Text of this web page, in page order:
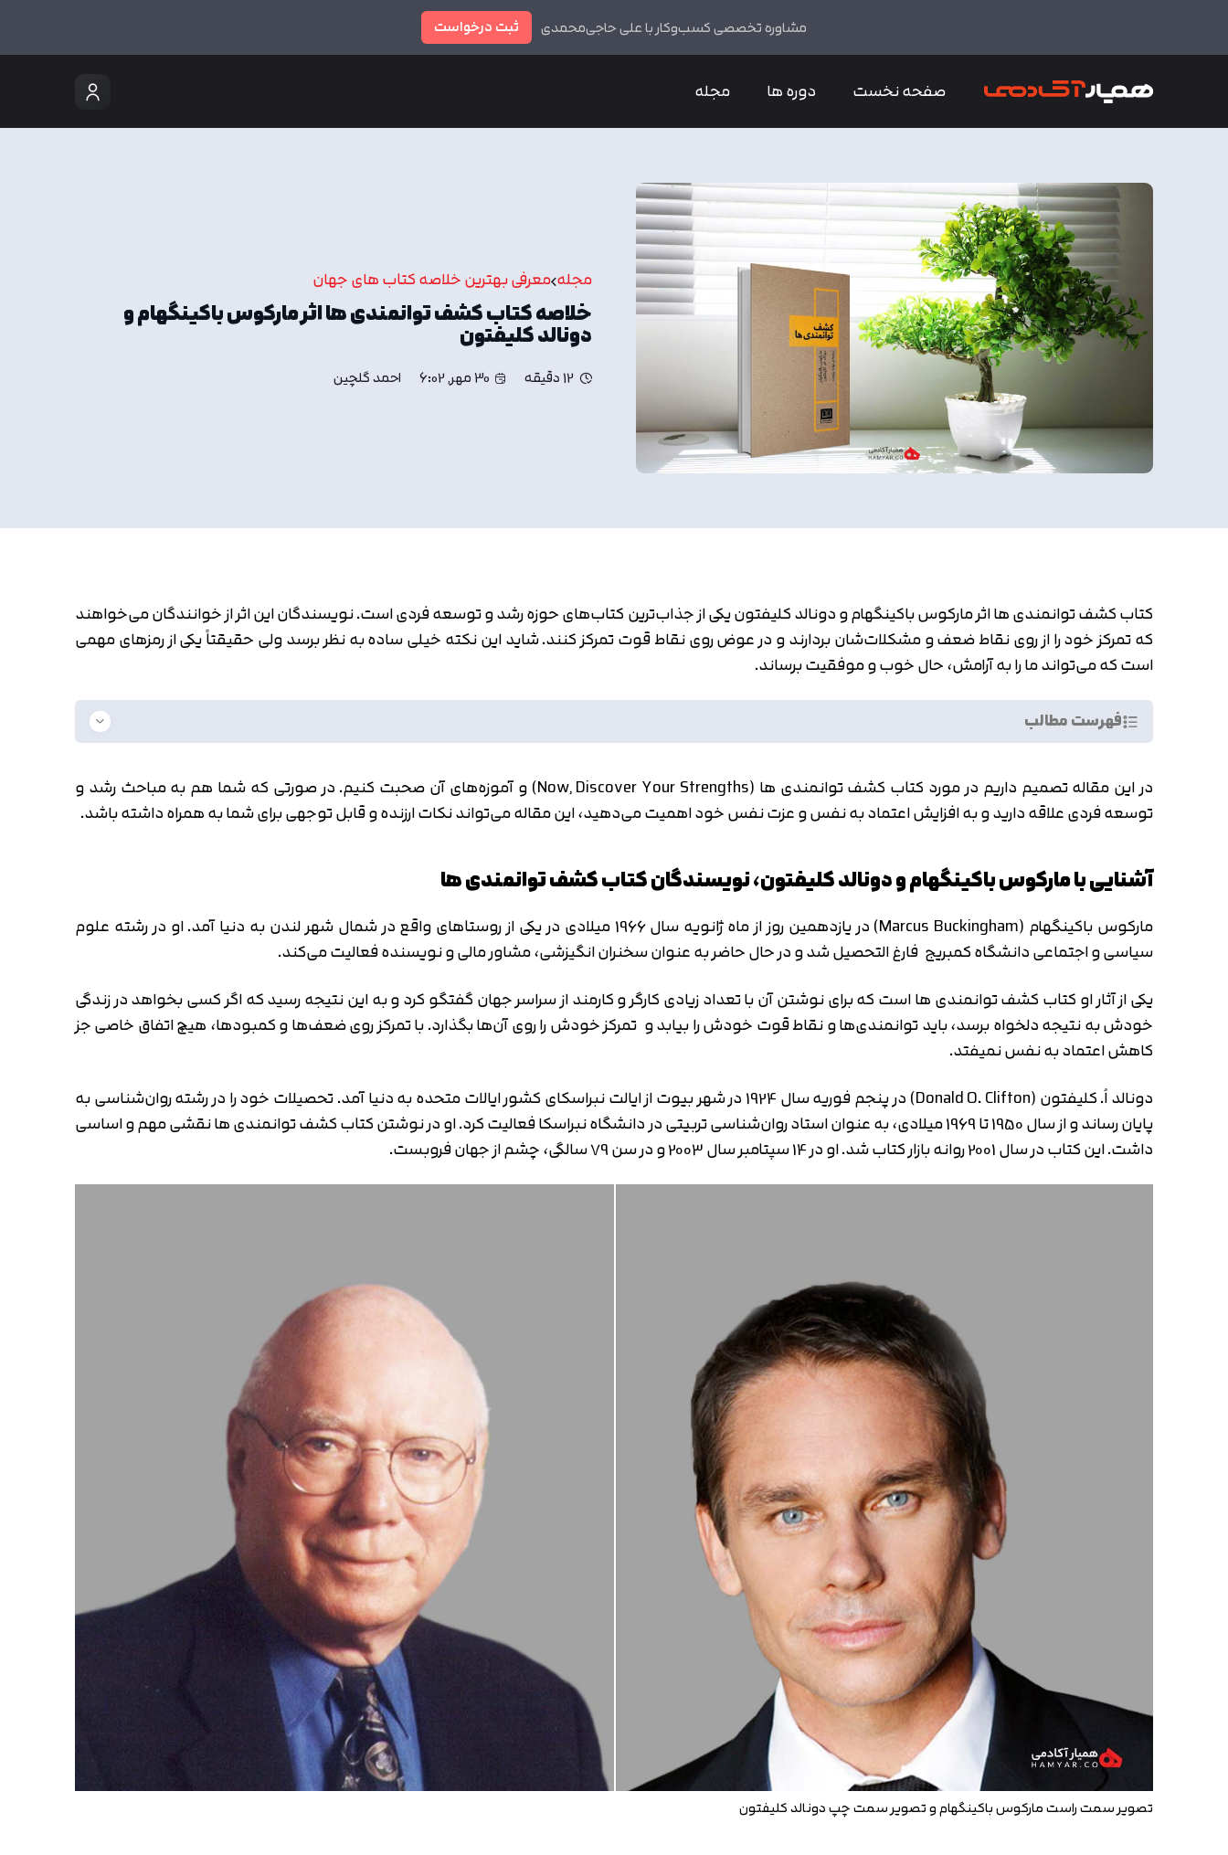
مشاوره تخصصی کسب‌وکار با علی حاجی‌محمدی ثبت درخواست
صفحه نخست دوره ها مجله
مجله معرفی بهترین خلاصه کتاب های جهان
خلاصه کتاب کشف توانمندی ها اثر مارکوس باکینگهام و
دونالد کلیفتون
12 دقیقه 30 مهر, 6:02 احمد گلچین
کتاب کشف توانمندی ها اثر مارکوس باکینگهام و دونالد کلیفتون یکی از جذاب‌ترین کتاب‌های حوزه رشد و توسعه فردی است. نویسندگان این اثر از خوانندگان می‌خواهند
که تمرکز خود را از روی نقاط ضعف و مشکلات‌شان بردارند و در عوض روی نقاط قوت تمرکز کنند. شاید این نکته خیلی ساده به نظر برسد ولی حقیقتاً یکی از رمزهای مهمی
است که می‌تواند ما را به آرامش، حال خوب و موفقیت برساند.
فهرست مطالب
در این مقاله تصمیم داریم در مورد کتاب کشف توانمندی ها (Now, Discover Your Strengths) و آموزه‌های آن صحبت کنیم. در صورتی که شما هم به مباحث رشد و
توسعه فردی علاقه دارید و به افزایش اعتماد به نفس و عزت نفس خود اهمیت می‌دهید، این مقاله می‌تواند نکات ارزنده و قابل توجهی برای شما به همراه داشته باشد.
آشنایی با مارکوس باکینگهام و دونالد کلیفتون، نویسندگان کتاب کشف توانمندی ها
مارکوس باکینگهام (Marcus Buckingham) در یازدهمین روز از ماه ژانویه سال 1966 میلادی در یکی از روستاهای واقع در شمال شهر لندن به دنیا آمد. او در رشته علوم
سیاسی و اجتماعی دانشگاه کمبریج فارغ التحصیل شد و در حال حاضر به عنوان سخنران انگیزشی، مشاور مالی و نویسنده فعالیت می‌کند.
یکی از آثار او کتاب کشف توانمندی ها است که برای نوشتن آن با تعداد زیادی کارگر و کارمند از سراسر جهان گفتگو کرد و به این نتیجه رسید که اگر کسی بخواهد در زندگی
خودش به نتیجه دلخواه برسد، باید توانمندی‌ها و نقاط قوت خودش را بیابد و تمرکز خودش را روی آن‌ها بگذارد. با تمرکز روی ضعف‌ها و کمبودها، هیچ اتفاق خاصی جز
کاهش اعتماد به نفس نمیفتد.
دونالد اُ. کلیفتون (Donald O. Clifton) در پنجم فوریه سال 1924 در شهر بیوت از ایالت نبراسکای کشور ایالات متحده به دنیا آمد. تحصیلات خود را در رشته روان‌شناسی به
پایان رساند و از سال 1950 تا 1969 میلادی، به عنوان استاد روان‌شناسی تربیتی در دانشگاه نبراسکا فعالیت کرد. او در نوشتن کتاب کشف توانمندی ها نقشی مهم و اساسی
داشت. این کتاب در سال 2001 روانه بازار کتاب شد. او در 14 سپتامبر سال 2003 و در سن 79 سالگی، چشم از جهان فروبست.
تصویر سمت راست مارکوس باکینگهام و تصویر سمت چپ دونالد کلیفتون